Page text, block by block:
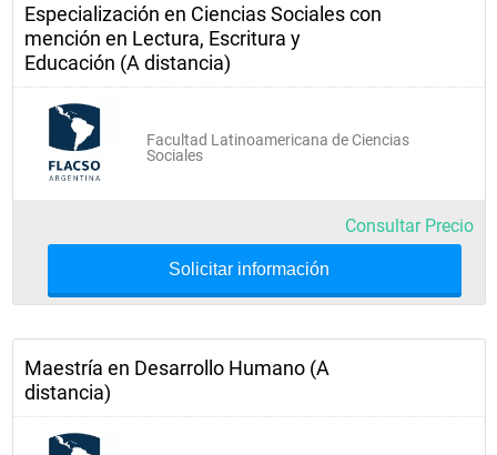
Especialización en Ciencias Sociales con
mención en Lectura, Escritura y
Educación (A distancia)
Facultad Latinoamericana de Ciencias
Sociales
Consultar Precio
Solicitar información
Maestría en Desarrollo Humano (A
distancia)